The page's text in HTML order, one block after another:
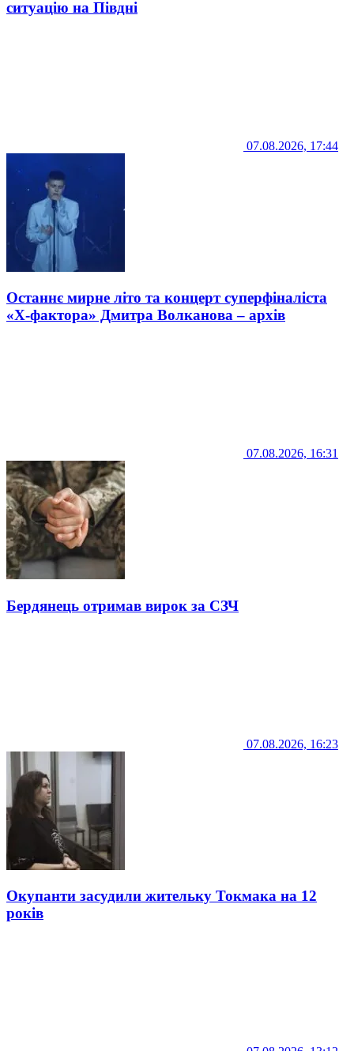
ситуацію на Півдні
07.08.2026, 17:44
Останнє мирне літо та концерт суперфіналіста
«Х-фактора» Дмитра Волканова – архів
07.08.2026, 16:31
Бердянець отримав вирок за СЗЧ
07.08.2026, 16:23
Окупанти засудили жительку Токмака на 12
років